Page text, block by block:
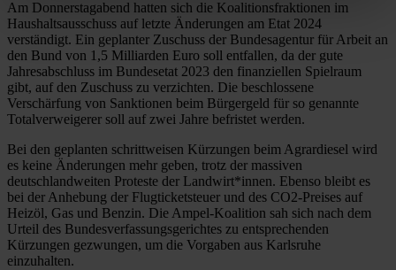
Am Donnerstagabend hatten sich die Koalitionsfraktionen im
Haushaltsausschuss auf letzte Änderungen am Etat 2024
verständigt. Ein geplanter Zuschuss der Bundesagentur für Arbeit an
den Bund von 1,5 Milliarden Euro soll entfallen, da der gute
Jahresabschluss im Bundesetat 2023 den finanziellen Spielraum
gibt, auf den Zuschuss zu verzichten. Die beschlossene
Verschärfung von Sanktionen beim Bürgergeld für so genannte
Totalverweigerer soll auf zwei Jahre befristet werden.
Bei den geplanten schrittweisen Kürzungen beim Agrardiesel wird
es keine Änderungen mehr geben, trotz der massiven
deutschlandweiten Proteste der Landwirt*innen. Ebenso bleibt es
bei der Anhebung der Flugticketsteuer und des CO2-Preises auf
Heizöl, Gas und Benzin. Die Ampel-Koalition sah sich nach dem
Urteil des Bundesverfassungsgerichtes zu entsprechenden
Kürzungen gezwungen, um die Vorgaben aus Karlsruhe
einzuhalten.